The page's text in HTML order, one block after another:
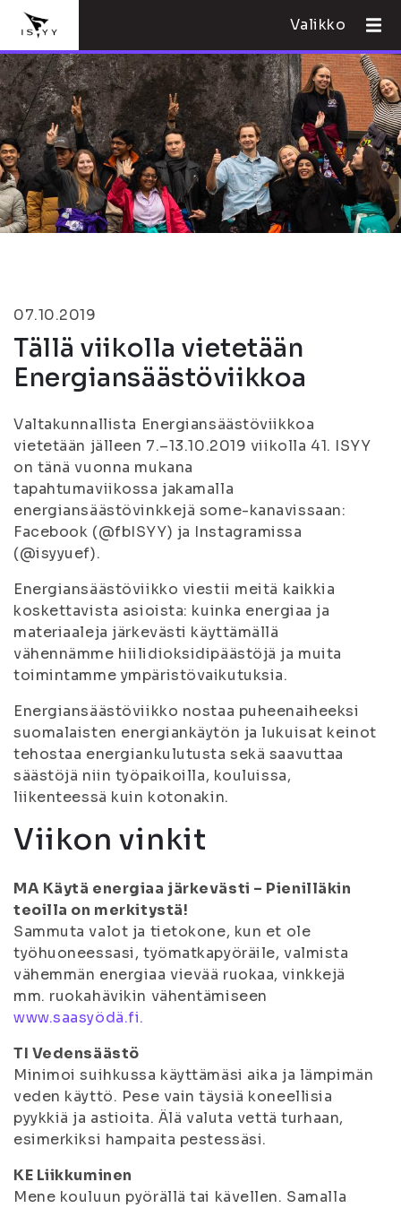
Valikko
07.10.2019
Tällä viikolla vietetään
Energiansäästöviikkoa
Valtakunnallista Energiansäästöviikkoa
vietetään jälleen 7.–13.10.2019 viikolla 41. ISYY
on tänä vuonna mukana
tapahtumaviikossa jakamalla
energiansäästövinkkejä some-kanavissaan:
Facebook (@fbISYY) ja Instagramissa
(@isyyuef).
Energiansäästöviikko viestii meitä kaikkia
koskettavista asioista: kuinka energiaa ja
materiaaleja järkevästi käyttämällä
vähennämme hiilidioksidipäästöjä ja muita
toimintamme ympäristövaikutuksia.
Energiansäästöviikko nostaa puheenaiheeksi
suomalaisten energiankäytön ja lukuisat keinot
tehostaa energiankulutusta sekä saavuttaa
säästöjä niin työpaikoilla, kouluissa,
liikenteessä kuin kotonakin.
Viikon vinkit
MA Käytä energiaa järkevästi – Pienilläkin
teoilla on merkitystä!
Sammuta valot ja tietokone, kun et ole
työhuoneessasi, työmatkapyöräile, valmista
vähemmän energiaa vievää ruokaa, vinkkejä
mm. ruokahävikin vähentämiseen
www.saasyödä.fi.
TI Vedensäästö
Minimoi suihkussa käyttämäsi aika ja lämpimän
veden käyttö. Pese vain täysiä koneellisia
pyykkiä ja astioita. Älä valuta vettä turhaan,
esimerkiksi hampaita pestessäsi.
KE Liikkuminen
Mene kouluun pyörällä tai kävellen. Samalla